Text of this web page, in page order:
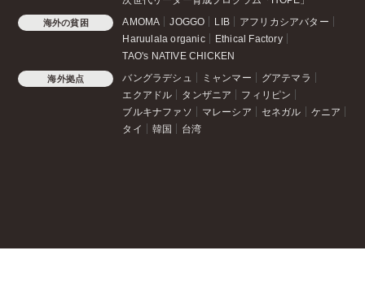
海外の貧困 AMOMA JOGGO LIB
アフリカシアバター
Haruulala organic
Ethical Factory
TAO's NATIVE CHICKEN
海外拠点 バングラデシュ ミャンマー
グアテマラ
エクアドル
タンザニア
フィリピン
ブルキナファソ
マレーシア セネガル
ケニア
タイ
韓国 台湾